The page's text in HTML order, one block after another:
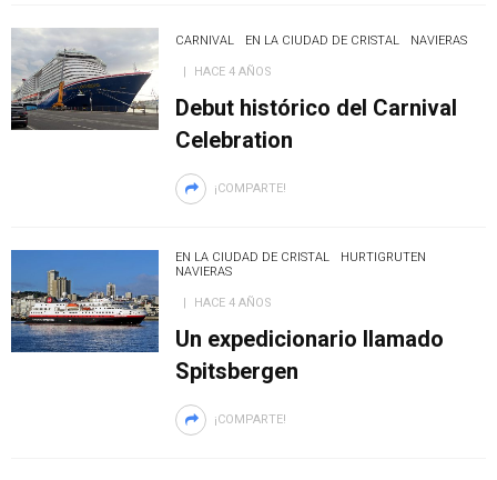
CARNIVAL EN LA CIUDAD DE CRISTAL NAVIERAS
HACE 4 AÑOS
Debut histórico del Carnival
Celebration
¡COMPARTE!
EN LA CIUDAD DE CRISTAL
HURTIGRUTEN
NAVIERAS
HACE 4 AÑOS
Un expedicionario llamado
Spitsbergen
¡COMPARTE!